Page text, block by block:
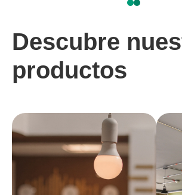
Descubre
productos